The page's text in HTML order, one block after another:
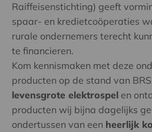
Raiffeisenstichting) geeft
spaar- en kredietcoöperaties
rurale ondernemers terecht
te financieren.
Kom kennismaken met deze
producten op de stand van
levensgrote elektrospel en
producten wij bijna dagelijks
ondertussen van een heerlijk